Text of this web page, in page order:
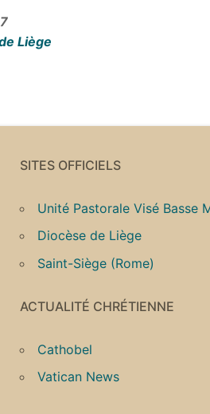
Liège
SITES OFFICIELS
Unité Pastorale Visé Basse
Diocèse de Liège
Saint-Siège (Rome)
ACTUALITÉ CHRÉTIENNE
Cathobel
Vatican News